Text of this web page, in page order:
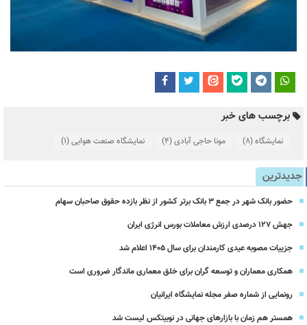
برچسب های خبر
نمایشگاه(8) مونا حاجی آبادی(4) نمایشگاه صنعت هوایی(1)
جدیدترین
حضور بانک شهر در جمع ۳ بانک برتر کشور از نظر بازده حقوق صاحبان سهام
جهش ۱۲۷ درصدی ارزش معاملات بورس انرژی ایران
جزییات مصوبه عیدی کارمندان برای سال 1405 اعلام شد
همکاری معماران و توسعه گران برای خلق معماری ماندگار ضروری است
رونمایی از شماره صفر مجله نمایشگاه ایرانیان
همستر هم زمان با بازارهای جهانی در نوبیتکس لیست شد